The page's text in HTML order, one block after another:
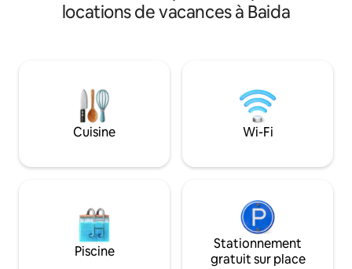
votre séjour. Commencez vos matinées
par un déjeuner sur un balcon privé
reflétant sur la mer. C'est plus qu'un
simple hébergement; c'est une
expérience au premier rang sur la côte
Palerme. Cette
meublée par des
attenantes
vapeur privé et
offrant une
quitter votre
locations de vacances à Baida
Cuisine Wi-Fi
Piscine
Stationnement
gratuit sur place